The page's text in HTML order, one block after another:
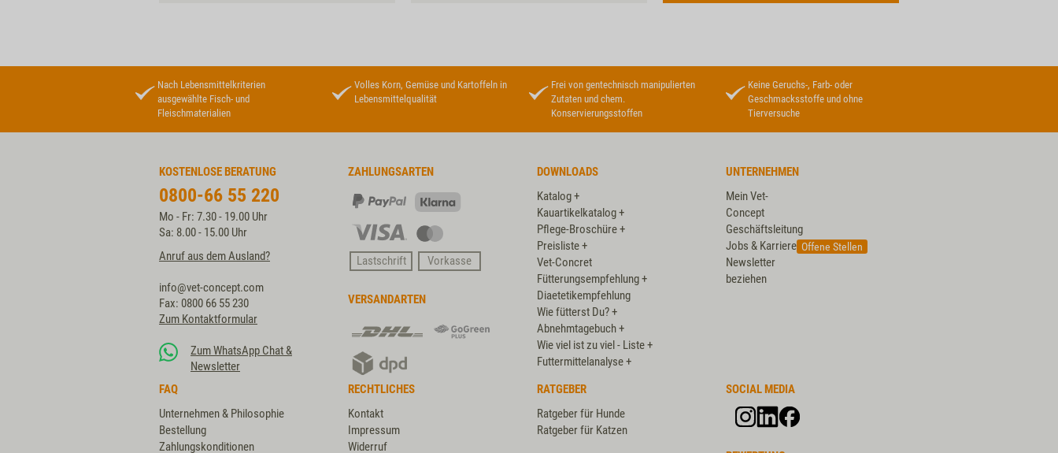
Nach Lebensmittelkriterien
ausgewählte Fisch- und
Fleischmaterialien
Volles Korn, Gemüse und Kartoffeln in
Lebensmittelqualität
Frei von gentechnisch manipulierten
Zutaten und chem.
Konservierungsstoffen
Keine Geruchs-, Farb- oder
Geschmacksstoffe und ohne
Tierversuche
KOSTENLOSE BERATUNG
0800-66 55 220
Mo - Fr: 7.30 - 19.00 Uhr
Sa: 8.00 - 15.00 Uhr
Anruf aus dem Ausland?
info@vet-concept.com
Fax: 0800 66 55 230
Zum Kontaktformular
Zum WhatsApp Chat &
Newsletter
ZAHLUNGSARTEN
PayPal
Visa
Lastschrift
Vorkasse
VERSANDARTEN
DHL
DHL
GoGreen
DPD
DOWNLOADS
Katalog +
Kauartikelkatalog +
Pflege-Broschüre +
Preisliste +
Vet-Concret
Fütterungsempfehlung +
Diaetetikempfehlung
Wie fütterst Du? +
Abnehmtagebuch +
Wie viel ist zu viel - Liste +
Futtermittelanalyse +
UNTERNEHMEN
Mein Vet-
Concept
Geschäftsleitung
Jobs & Karriere Offene Stellen
Newsletter
beziehen
FAQ
Unternehmen & Philosophie
Bestellung
Zahlungskonditionen
RECHTLICHES
Kontakt
Impressum
Widerruf
RATGEBER
Ratgeber für Hunde
Ratgeber für Katzen
SOCIAL MEDIA